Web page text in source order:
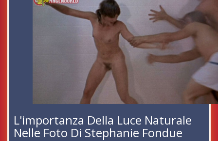
L'importanza Della Luce Naturale
Nelle Foto Di Stephanie Fondue